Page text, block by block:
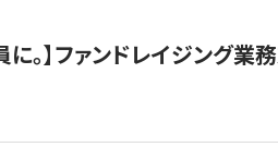
。】ファンドレイジング